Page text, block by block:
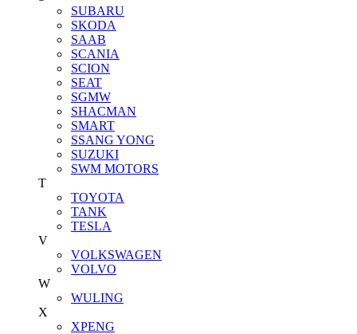
SUBARU
SKODA
SAAB
SCANIA
SCION
SEAT
SGMW
SHACMAN
SMART
SSANG YONG
SUZUKI
SWM MOTORS
T
TOYOTA
TANK
TESLA
V
VOLKSWAGEN
VOLVO
W
WULING
X
XPENG